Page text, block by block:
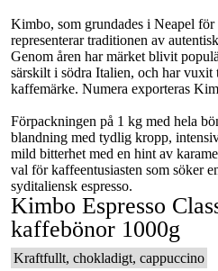
Kimbo, som grundades i Neapel för
representerar traditionen av
Genom åren har märket blivit
särskilt i södra Italien, och har vuxit
kaffemärke. Numera exporteras
Förpackningen på 1 kg med hela
blandning med tydlig kropp,
mild bitterhet med en hint av
val för kaffeentusiasten som söker
syditaliensk espresso.
Kimbo Espresso
kaffebönor 1000g
Kraftfullt, chokladigt, cappuccino